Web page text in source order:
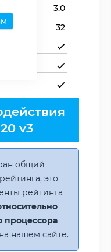
3.0
32
v3
общий
это
рейтинга
процессора
нашем сайте.